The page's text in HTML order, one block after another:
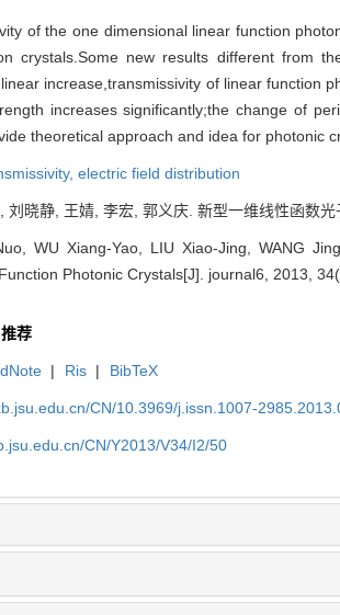
of the one dimensional linear function
crystals.Some new results different from
increase,transmissivity of linear function
increases significantly;the change of
theoretical approach and idea for photonic
electric field distribution
刘晓静, 王婧, 李宏, 郭义庆. 新型一维线性函数
WU Xiang-Yao, LIU Xiao-Jing, WANG
Photonic Crystals[J]. journal6, 2013,
推荐
| Ris | BibTeX
CN/10.3969/j.issn.1007-
CN/Y2013/V34/I2/50